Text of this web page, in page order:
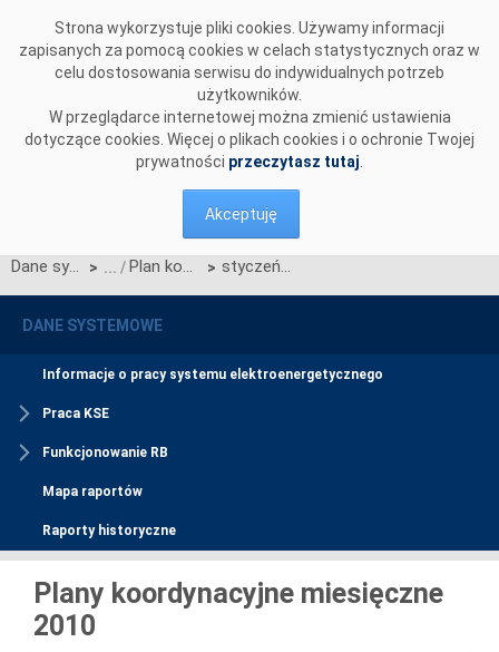
Strona wykorzystuje pliki cookies. Używamy informacji
zapisanych za pomocą cookies w celach statystycznych oraz w
celu dostosowania serwisu do indywidualnych potrzeb
użytkowników.
W przeglądarce internetowej można zmienić ustawienia
dotyczące cookies. Więcej o plikach cookies i o ochronie Twojej
prywatności przeczytasz tutaj
Akceptuję
Dane systemowe > Plan koordynacyjny miesięczny (PKM) > styczeń - grudzień 2010
DANE SYSTEMOWE
Informacje o pracy systemu elektroenergetycznego
Praca KSE
Funkcjonowanie RB
Mapa raportów
Raporty historyczne
Plany koordynacyjne miesięczne
2010